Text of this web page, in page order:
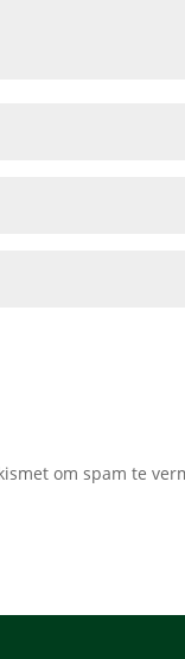
om spam te